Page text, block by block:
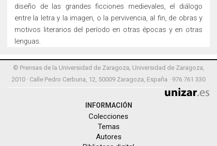
diseño de las grandes ficciones medievales, el diálogo
entre la letra y la imagen, o la pervivencia, al fin, de obras y
motivos literarios del período en otras épocas y en otras
lenguas.
© Prensas de la Universidad de Zaragoza, Universidad de Zaragoza,
2010 · Calle Pedro Cerbuna, 12, 50009 Zaragoza, España · 976 761 330
INFORMACIÓN
Colecciones
Temas
Autores